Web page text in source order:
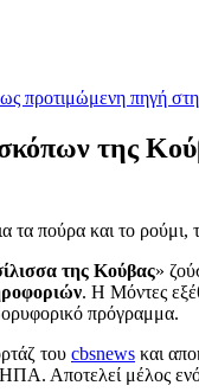
προτιμώμενη πηγή
της
τα πούρα και το ρούμι,
της Κούβας»
. Η Μόντες
πρόγραμμα.
του cbsnews και
Αποτελεί μέλος